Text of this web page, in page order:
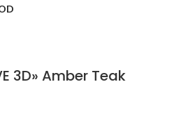
3D» Amber Teak